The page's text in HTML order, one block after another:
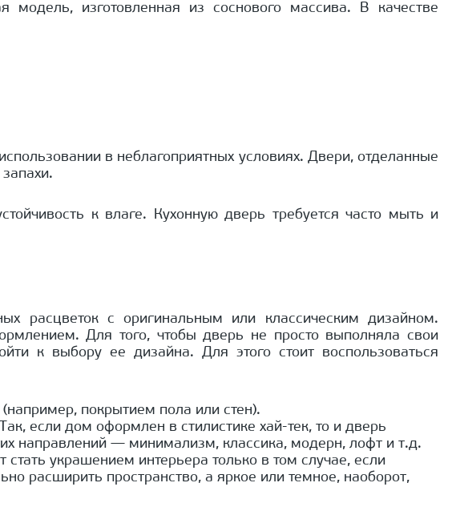
модель, изготовленная из соснового массива. В качестве
в неблагоприятных условиях. Двери, отделанные
к влаге. Кухонную дверь требуется часто мыть и
расцветок с оригинальным или классическим дизайном.
Для того, чтобы дверь не просто выполняла свои
к выбору ее дизайна. Для этого стоит воспользоваться
покрытием пола или стен).
если дом оформлен в стилистике хай-тек, то и дверь
направлений — минимализм, классика, модерн, лофт и т.д.
украшением интерьера только в том случае, если
расширить пространство, а яркое или темное, наоборот,